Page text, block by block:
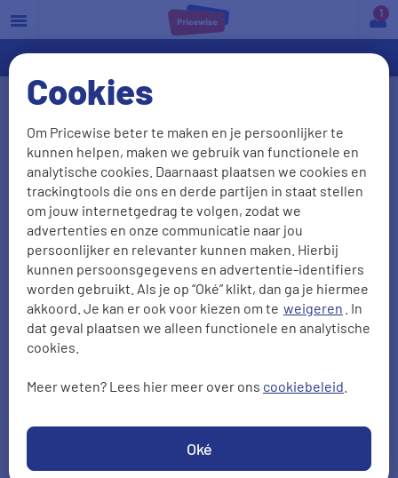
Cookies
Om Pricewise beter te maken en je persoonlijker te
kunnen helpen, maken we gebruik van functionele en
analytische cookies. Daarnaast plaatsen we cookies en
trackingtools die ons en derde partijen in staat stellen
om jouw internetgedrag te volgen, zodat we
advertenties en onze communicatie naar jou
persoonlijker en relevanter kunnen maken. Hierbij
kunnen persoonsgegevens en advertentie-identifiers
worden gebruikt. Als je op “Oké” klikt, dan ga je hiermee
akkoord. Je kan er ook voor kiezen om te weigeren . In
dat geval plaatsen we alleen functionele en analytische
cookies.
Meer weten? Lees hier meer over ons cookiebeleid
Oké
a
rechtsbijstandsverzekering?
Alle kosten die je verzekeraar zelf maakt, worden
onbeperkt vergoed. Worden er externe kosten
gemaakt? Dan is de dekking vaak gebonden aan
een maximum.
Externe kosten
Dekkingen
Niet meeverzekeren
Meer weten?